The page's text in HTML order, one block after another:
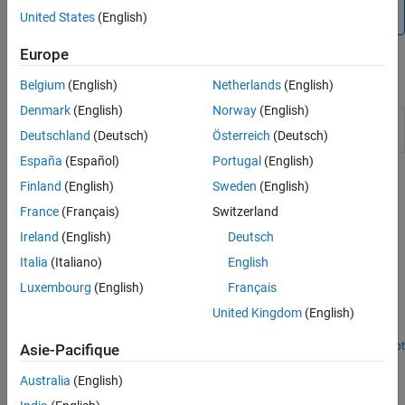
not supported by the Speedgoat Interrupt Setup block.
Blocks
Thread
Trigger
Call downstream function-call subsystem when
selected input edge transition occurs
Related Information
https://www.speedgoat.com
Featured Examples
Connect Triggered Subsystem by Using Thread Trigger
Connect the Thread Trigger block and create a triggered
Open Script
United States (English)
Europe
Belgium (English)
Denmark (English)
Deutschland (Deutsch)
España (Español)
Finland (English)
France (Français)
Ireland (English)
Italia (Italiano)
Luxembourg (English)
Netherlands(English)
Norway(English)
Österreich (Deutsch)
Portugal (English)
Sweden (English)
Switzerland
Deutsch
English
Français
United Kingdom(English)
Asie-Pacifique
Australia (English)